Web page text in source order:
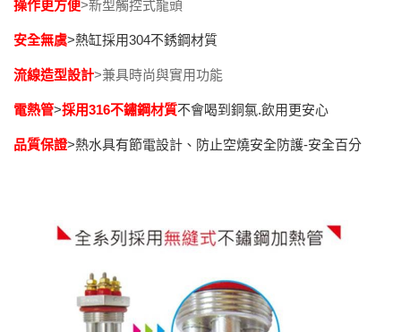
操作更方便>新型觸控式龍頭
安全無虞>熱缸採用304不銹鋼材質
流線造型設計>兼具時尚與實用功能
電熱管>採用316不鏽鋼材質不會喝到銅氯.飲用更安心
品質保證>熱水具有節電設計、防止空燒安全防護-安全百分